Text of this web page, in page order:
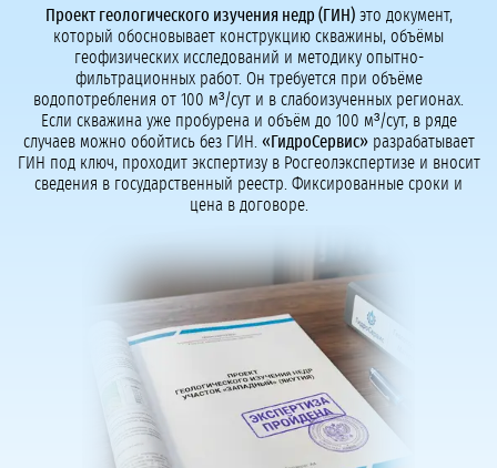
Проект геологического изучения недр (ГИН)это документ,
который обосновывает конструкцию скважины, объёмы
геофизических исследований и методику опытно-
фильтрационных работ. Он требуется при объёме
водопотребления от 100 м³/сут и в слабоизученных регионах.
Если скважина уже пробурена и объём до 100 м³/сут, в ряде
случаев можно обойтись без ГИН. «ГидроСервис»разрабатывает
ГИН под ключ, проходит экспертизу в Росгеолэкспертизе и вносит
сведения в государственный реестр. Фиксированные сроки и
цена в договоре.